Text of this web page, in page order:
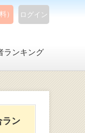
ログイン
）
ランキング
ラン